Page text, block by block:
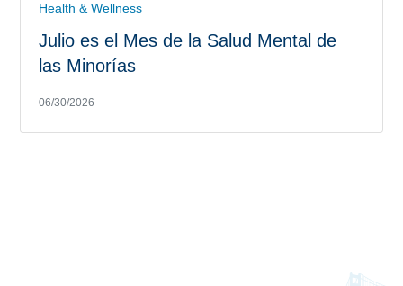
Health & Wellness
Julio es el Mes de la Salud Mental de
las Minorías
06/30/2026